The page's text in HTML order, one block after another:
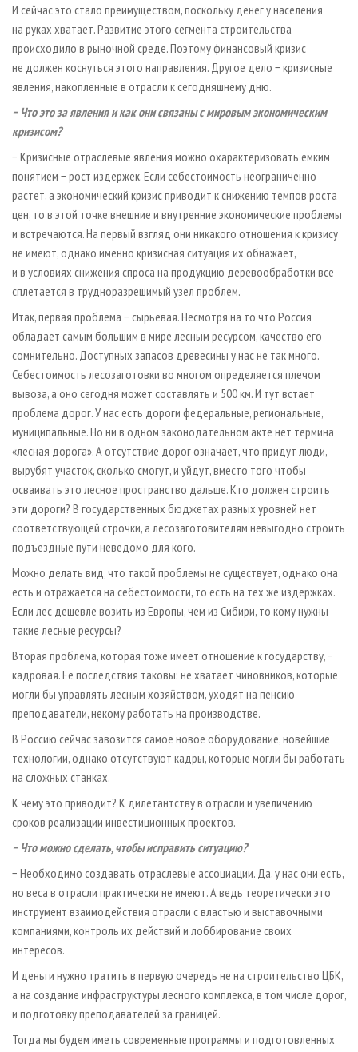
И сейчас это стало преимуществом, поскольку денег у населения
на руках хватает. Развитие этого сегмента строительства
происходило в рыночной среде. Поэтому финансовый кризис
не должен коснуться этого направления. Другое дело − кризисные
явления, накопленные в отрасли к сегодняшнему дню.
− Что это за явления и как они связаны с мировым экономическим
кризисом?
− Кризисные отраслевые явления можно охарактеризовать емким
понятием − рост издержек. Если себестоимость неограниченно
растет, а экономический кризис приводит к снижению темпов роста
цен, то в этой точке внешние и внутренние экономические проблемы
и встречаются. На первый взгляд они никакого отношения к кризису
не имеют, однако именно кризисная ситуация их обнажает,
и в условиях снижения спроса на продукцию деревообработки все
сплетается в трудноразрешимый узел проблем.
Итак, первая проблема − сырьевая. Несмотря на то что Россия
обладает самым большим в мире лесным ресурсом, качество его
сомнительно. Доступных запасов древесины у нас не так много.
Себестоимость лесозаготовки во многом определяется плечом
вывоза, а оно сегодня может составлять и 500 км. И тут встает
проблема дорог. У нас есть дороги федеральные, региональные,
муниципальные. Но ни в одном законодательном акте нет термина
«лесная дорога». А отсутствие дорог означает, что придут люди,
вырубят участок, сколько смогут, и уйдут, вместо того чтобы
осваивать это лесное пространство дальше. Кто должен строить
эти дороги? В государственных бюджетах разных уровней нет
соответствующей строчки, а лесозаготовителям невыгодно строить
подъездные пути неведомо для кого.
Можно делать вид, что такой проблемы не существует, однако она
есть и отражается на себестоимости, то есть на тех же издержках.
Если лес дешевле возить из Европы, чем из Сибири, то кому нужны
такие лесные ресурсы?
Вторая проблема, которая тоже имеет отношение к государству, −
кадровая. Её последствия таковы: не хватает чиновников, которые
могли бы управлять лесным хозяйством, уходят на пенсию
преподаватели, некому работать на производстве.
В Россию сейчас завозится самое новое оборудование, новейшие
технологии, однако отсутствуют кадры, которые могли бы работать
на сложных станках.
К чему это приводит? К дилетантству в отрасли и увеличению
сроков реализации инвестиционных проектов.
− Что можно сделать, чтобы исправить ситуацию?
− Необходимо создавать отраслевые ассоциации. Да, у нас они есть,
но веса в отрасли практически не имеют. А ведь теоретически это
инструмент взаимодействия отрасли с властью и выставочными
компаниями, контроль их действий и лоббирование своих
интересов.
И деньги нужно тратить в первую очередь не на строительство ЦБК,
а на создание инфраструктуры лесного комплекса, в том числе дорог,
и подготовку преподавателей за границей.
Тогда мы будем иметь современные программы и подготовленных